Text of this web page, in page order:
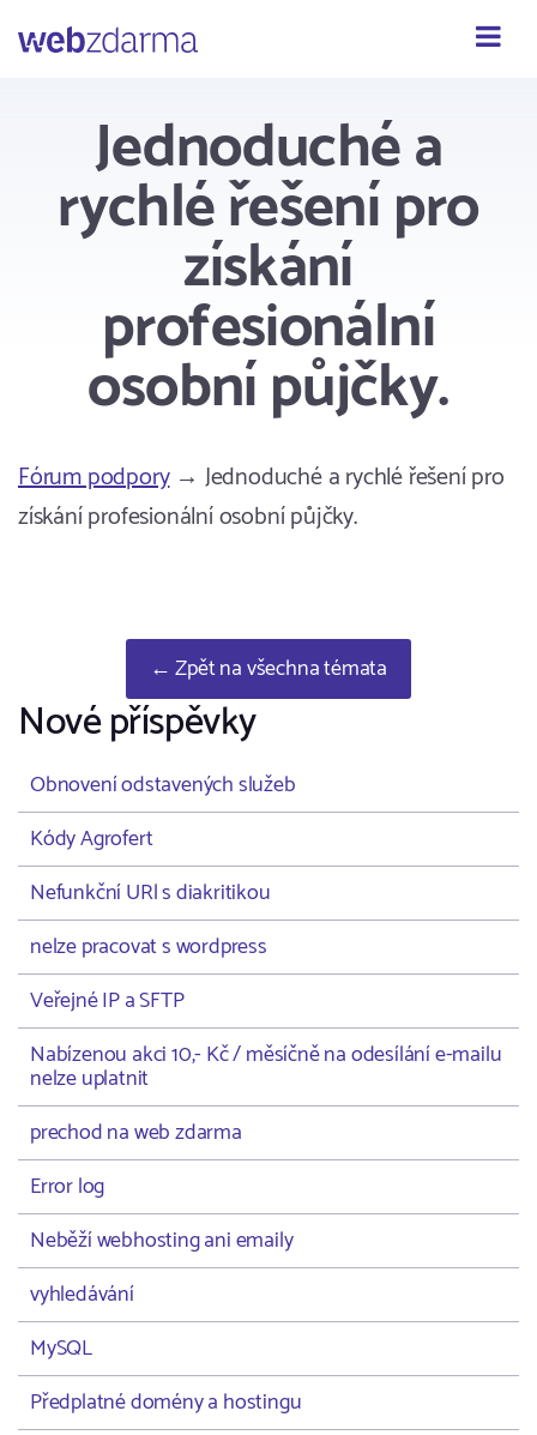
Webzdarma
Jednoduché a
rychlé řešení pro
získání
profesionální
osobní půjčky.
Fórum podpory→ Jednoduché a rychlé řešení pro
získání profesionální osobní půjčky.
← Zpět na všechna témata
Nové příspěvky
Obnovení odstavených služeb
Kódy Agrofert
Nefunkční URl s diakritikou
nelze pracovat s wordpress
Veřejné IP a SFTP
Nabízenou akci 10,- Kč / měsíčně na odesílání e-mailu
nelze uplatnit
prechod na web zdarma
Error log
Neběží webhosting ani emaily
vyhledávání
MySQL
Předplatné domény a hostingu